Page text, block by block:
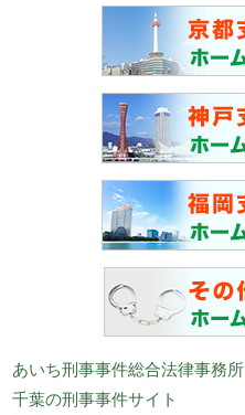
あいち刑事事件総合法律事務所
千葉の刑事事件サイト